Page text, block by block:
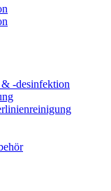
-desinfektion